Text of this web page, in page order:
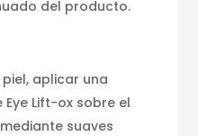
del producto.
aplicar una
Lift-ox sobre el
suaves